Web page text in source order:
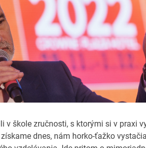
v škole zručnosti, s ktorými si v praxi
dnes, nám horko-ťažko